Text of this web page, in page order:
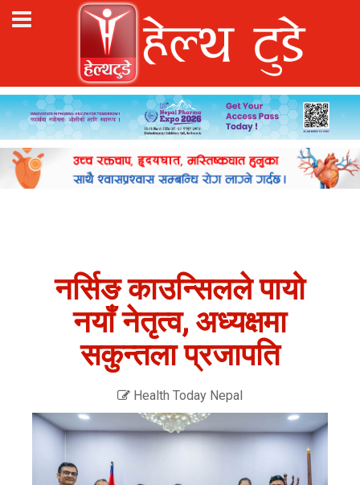
नर्सिङ काउन्सिलले पायो
नयाँ नेतृत्व, अध्यक्षमा
सकुन्तला प्रजापति
Health Today Nepal